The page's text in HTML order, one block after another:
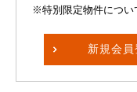
※特別限定物件につい
新規会員